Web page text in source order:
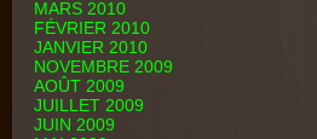
MARS 2010
FÉVRIER 2010
JANVIER 2010
NOVEMBRE 2009
AOÛT 2009
JUILLET 2009
JUIN 2009